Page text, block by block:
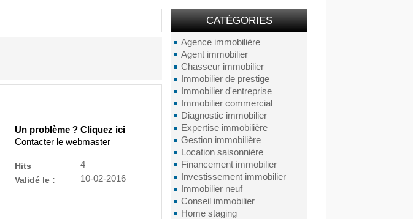
CATÉGORIES
Agence immobilière
Agent immobilier
Chasseur immobilier
Immobilier de prestige
Immobilier d'entreprise
Immobilier commercial
Diagnostic immobilier
Expertise immobilière
Gestion immobilière
Location saisonnière
Financement immobilier
Investissement immobilier
Immobilier neuf
Conseil immobilier
Home staging
Un problème ? Cliquez ici
Contacter le webmaster
Hits
4
Validé le :
10-02-2016